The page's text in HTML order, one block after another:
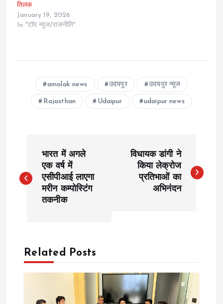
तिलक
January 19, 2026
In "टॉप न्यूज/राजनीति"
amolak news उदयपुर उदयपुर न्यूज
Rajasthan Udaipur udaipur news
o
n
a
भारत में अगले
एक वर्ष में
एसीपीआई लाएगा
मरीन कम्पोस्टिंग
तकनीक
विधायक डांगी ने
किया लेक्रोज
प्रतिभाओं का
अभिनंदन
Related Posts